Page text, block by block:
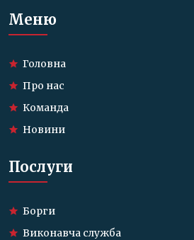
Меню
Головна
Про нас
Команда
Новини
Послуги
Борги
Виконавча служба